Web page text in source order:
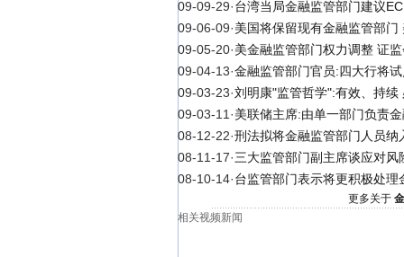
09-09-29·台湾当局金融监管部门建议
09-06-09·美国将保留现有金融监管部门
09-05-20·美金融监管部门权力调整 证
09-04-13·金融监管部门官员:四大行将
09-03-23·刘明康"监管哲学":有效、持续
09-03-11 ·美联储主席:由单一部门负责
08-12-22·刑法拟将金融监管部门人员纳
08-11-17·三大监管部门副主席谈应对风
08-10-14·台监管部门表示将更积极处理
更多关于
相关视频新闻